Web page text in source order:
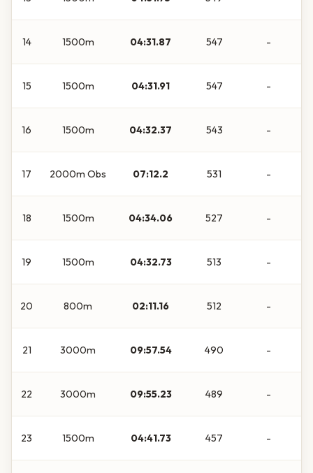
14 1500m 04:31.87 547 -
15 1500m 04:31.91 547 -
16 1500m 04:32.37 543 -
17 2000m Obs 07:12.2 531 -
18 1500m 04:34.06 527 -
19 1500m 04:32.73 513 -
20 800m 02:11.16 512 -
21 3000m 09:57.54 490 -
22 3000m 09:55.23 489 -
23 1500m 04:41.73 457 -